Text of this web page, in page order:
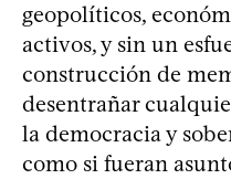
geopolíticos,
activos, y sin un
construcción de
desentrañar
la democracia y
como si fueran